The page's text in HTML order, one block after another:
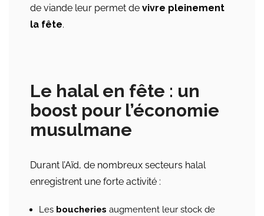
de viande leur permet de vivre pleinement
la fête.
Le halal en fête : un
boost pour l’économie
musulmane
Durant l’Aïd, de nombreux secteurs halal
enregistrent une forte activité :
Les boucheries augmentent leur stock de